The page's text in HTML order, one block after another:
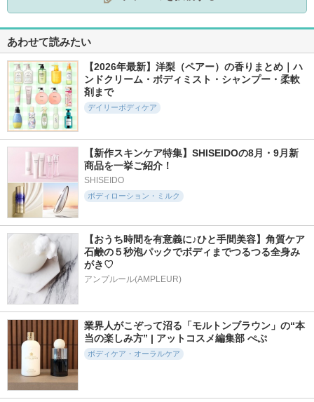
あわせて読みたい
【2026年最新】洋梨（ペアー）の香りまとめ｜ハ
ンドクリーム・ボディミスト・シャンプー・柔軟
剤まで
デイリーボディケア
【新作スキンケア特集】SHISEIDOの8月・9月新
商品を一挙ご紹介！
SHISEIDO
ボディローション・ミルク
【おうち時間を有意義に♪ひと手間美容】角質ケア
石鹸の５秒泡パックでボディまでつるつる全身み
がき♡
アンプルール(AMPLEUR)
業界人がこぞって沼る「モルトンブラウン」の“本
当の楽しみ方” | アットコスメ編集部 ぺぷ
ボディケア・オーラルケア